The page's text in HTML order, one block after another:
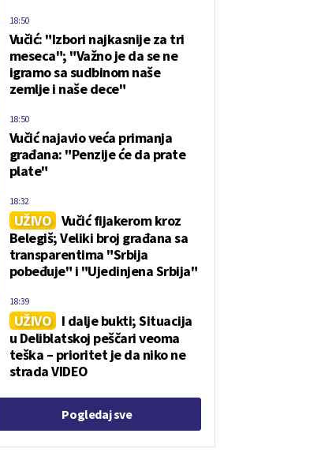
Vučić: "Izbori najkasnije za tri
meseca"; "Važno je da se ne
igramo sa sudbinom naše
zemlje i naše dece"
18:50
Vučić najavio veća primanja
građana: "Penzije će da prate
plate"
18:50
UŽIVO Vučić fijakerom kroz
Belegiš; Veliki broj građana sa
transparentima "Srbija
pobeđuje" i "Ujedinjena Srbija"
18:32
UŽIVO
I dalje bukti; Situacija
u Deliblatskoj peščari veoma
teška – prioritet je da niko ne
strada VIDEO
18:39
Pogledaj sve